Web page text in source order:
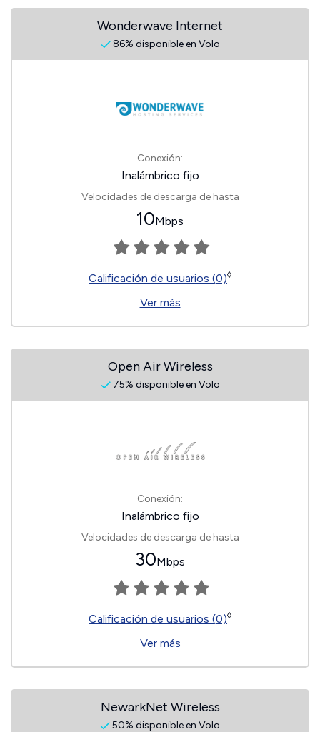
Wonderwave Internet
86% disponible en Volo
Conexión:
Inalámbrico fijo
Velocidades de descarga de hasta
10Mbps
Calificación de usuarios (0)◊
Ver más
Open Air Wireless
75% disponible en Volo
Conexión:
Inalámbrico fijo
Velocidades de descarga de hasta
30Mbps
Calificación de usuarios (0)◊
Ver más
NewarkNet Wireless
50% disponible en Volo